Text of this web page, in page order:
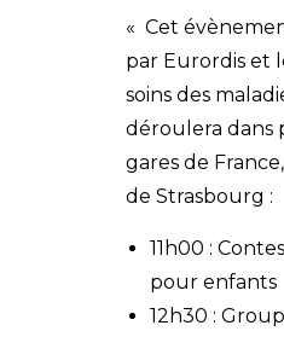
« Cet
par Eurordis et
soins des
déroulera dans
gares de
de Strasbourg :
11h00 :
pour enfants
12h30 :